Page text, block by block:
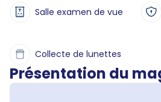
Salle examen de vue
Collecte de lunettes
Présentation du